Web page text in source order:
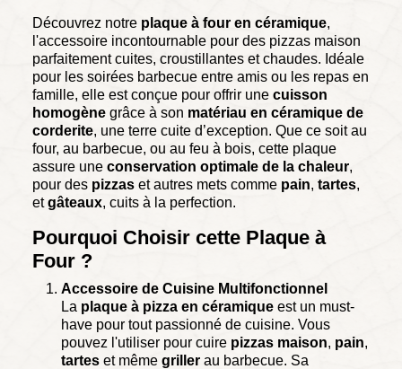
Découvrez notre plaque à four en céramique,
l'accessoire incontournable pour des pizzas maison
parfaitement cuites, croustillantes et chaudes. Idéale
pour les soirées barbecue entre amis ou les repas en
famille, elle est conçue pour offrir une cuisson
homogène grâce à son matériau en céramique de
corderite, une terre cuite d’exception. Que ce soit au
four, au barbecue, ou au feu à bois, cette plaque
assure une conservation optimale de la chaleur,
pour des pizzas et autres mets comme pain, tartes,
etgâteaux, cuits à la perfection.
Pourquoi Choisir cette Plaque à
Four ?
Accessoire de Cuisine Multifonctionnel
La plaque à pizza en céramique est un must-
have pour tout passionné de cuisine. Vous
pouvez l'utiliser pour cuire pizzas maison, pain,
tartes et même griller au barbecue. Sa